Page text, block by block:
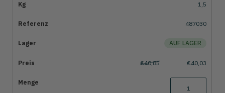
1,5
487030
AUF LAGER
€40,85 €40,03